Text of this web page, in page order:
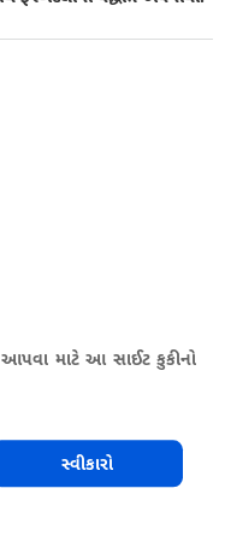
માટે આ સાઈટ કુકીનો
સ્વીકારો